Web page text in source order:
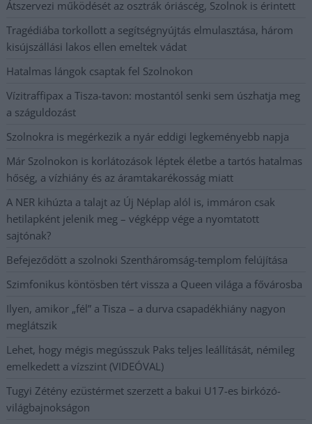
Átszervezi működését az osztrák óriáscég, Szolnok is érintett
Tragédiába torkollott a segítségnyújtás elmulasztása, három
kisújszállási lakos ellen emeltek vádat
Hatalmas lángok csaptak fel Szolnokon
Vízitraffipax a Tisza-tavon: mostantól senki sem úszhatja meg
a száguldozást
Szolnokra is megérkezik a nyár eddigi legkeményebb napja
Már Szolnokon is korlátozások léptek életbe a tartós hatalmas
hőség, a vízhiány és az áramtakarékosság miatt
A NER kihúzta a talajt az Új Néplap alól is, immáron csak
hetilapként jelenik meg – végképp vége a nyomtatott
sajtónak?
Befejeződött a szolnoki Szentháromság-templom felújítása
Szimfonikus köntösben tért vissza a Queen világa a fővárosba
Ilyen, amikor „fél” a Tisza – a durva csapadékhiány nagyon
meglátszik
Lehet, hogy mégis megússzuk Paks teljes leállítását, némileg
emelkedett a vízszint (VIDEÓVAL)
Tugyi Zétény ezüstérmet szerzett a bakui U17-es birkózó-
világbajnokságon